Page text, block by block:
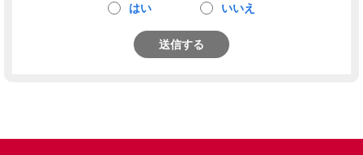
はい いいえ
送信する